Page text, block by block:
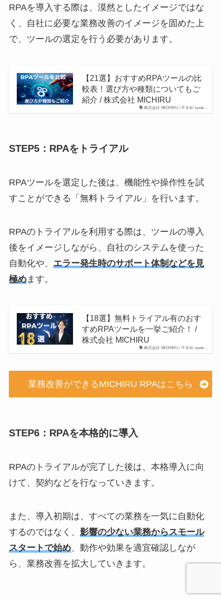
RPAを導入する際は、漠然としたイメージではな
く、自社に必要な業務改善のイメージを固めた上
で、ツールの選定を行う必要があります。
株式会社 MICHIRU / IT & AI syste…
【21選】おすすめRPAツールの比
較表！選び方や種類についてもご
紹介 / 株式会社 MICHIRU
STEP5：RPAをトライアル
RPAツールを選定した後は、機能性や操作性を試
すことができる「無料トライアル」を行います。
RPAのトライアルを利用する際は、ツールの導入
後をイメージしながら、自社のシステムを使った
自動化や、 エラー発生時のサポート体制などを見
極めます。
株式会社 MICHIRU / IT & AI syste…
【18選】無料トライアル有のおす
すめRPAツールを一挙ご紹介！ /
株式会社 MICHIRU
業務改善ができるMICHIRU RPAはこちら
STEP6：RPAを本格的に導入
RPAのトライアルが完了した後は、本格導入に向
けて、契約などを行なっていきます。
また、導入初期は、すべての業務を一気に自動化
するのではなく、 影響の少ない業務からスモール
スタートで始め、動作や効果を適宜確認しなが
ら、業務改善を拡大していきます。